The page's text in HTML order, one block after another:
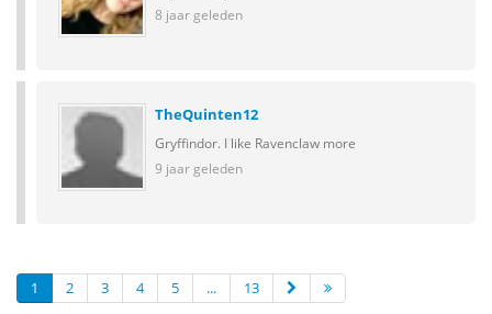
8 jaar geleden
TheQuinten12
Gryffindor. I like Ravenclaw more
9 jaar geleden
1 2 3 4 5 ... 13